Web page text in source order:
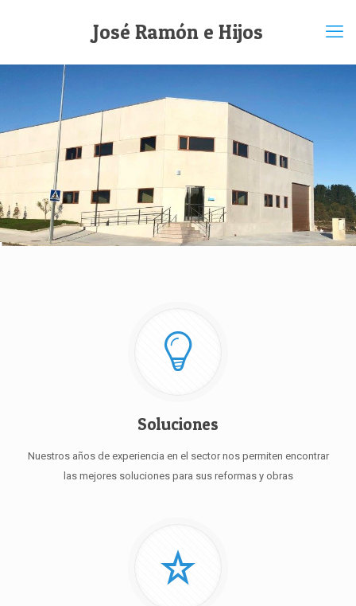
José Ramón e Hijos
Soluciones
Nuestros años de experiencia en el sector nos permiten encontrar
las mejores soluciones para sus reformas y obras